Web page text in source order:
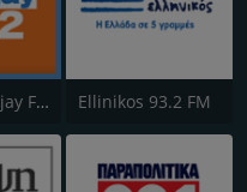
Athens Deejay FM Ellinikos 93.2 FM